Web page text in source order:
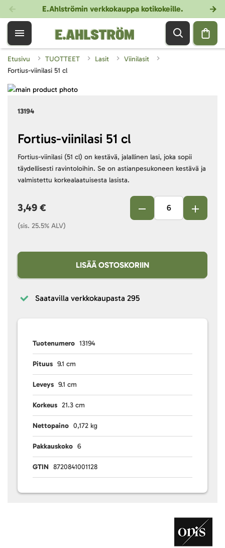
E.Ahlströmin verkkokauppa kotikokeille.
Etusivu TUOTTEET Lasit
Viinilasit
Fortius-viinilasi 51 cl
13194
Fortius-viinilasi 51 cl
Fortius-viinilasi (51 cl) on kestävä, jalallinen lasi, joka sopii
täydellisesti ravintoloihin. Se on astianpesukoneen kestävä ja
valmistettu korkealaatuisesta lasista.
3,49 €
(sis. 25.5% ALV)
LISÄÄ OSTOSKORIIN
Saatavilla verkkokaupasta 295
Tuotenumero 13194
Pituus 9.1 cm
Leveys 9.1 cm
Korkeus 21.3 cm
Nettopaino 0,172 kg
Pakkauskoko 6
GTIN 8720841001128
Skip
images
gallery
beginning
images
gallery